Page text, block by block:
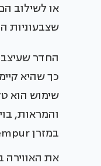
או לשילוב
שצבעוניות
החדר
כך שהיא
שימוש הוא
והמראות,
במזרן Tempur בטכנולוגית החלל של נאסא בלעדי מרשת הולנדיה - המרכז להנדסת השינה.
את האווירה